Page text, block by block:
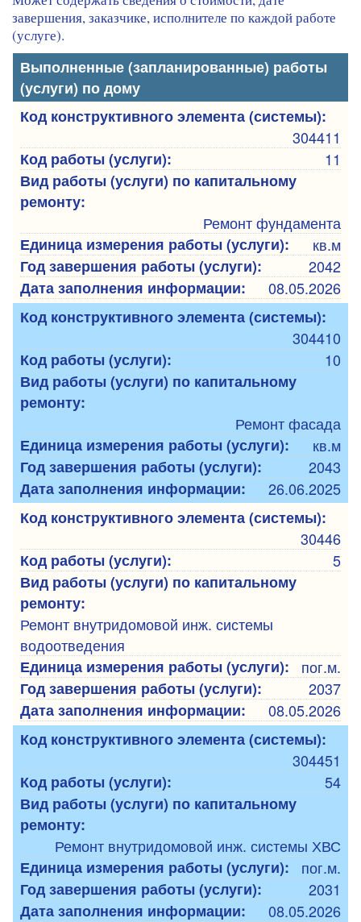
завершения, заказчике, исполнителе по каждой работе
(услуге).
Выполненные (запланированные) работы
(услуги) по дому
Код конструктивного элемента (системы):
304411
Код работы (услуги):
11
Вид работы (услуги) по капитальному
ремонту:
Ремонт фундамента
Единица измерения работы (услуги):
кв.м
Год завершения работы (услуги):
2042
Дата заполнения информации:
08.05.2026
Код конструктивного элемента (системы):
304410
Код работы (услуги):
10
Вид работы (услуги) по капитальному
ремонту:
Ремонт фасада
Единица измерения работы (услуги):
кв.м
Год завершения работы (услуги):
2043
Дата заполнения информации:
26.06.2025
Код конструктивного элемента (системы):
30446
Код работы (услуги):
5
Вид работы (услуги) по капитальному
ремонту:
Ремонт внутридомовой инж. системы
водоотведения
Единица измерения работы (услуги):
пог.м.
Год завершения работы (услуги):
2037
Дата заполнения информации:
08.05.2026
Код конструктивного элемента (системы):
304451
Код работы (услуги):
54
Вид работы (услуги) по капитальному
ремонту:
Ремонт внутридомовой инж. системы ХВС
Единица измерения работы (услуги):
пог.м.
Год завершения работы (услуги):
2031
Дата заполнения информации:
08.05.2026